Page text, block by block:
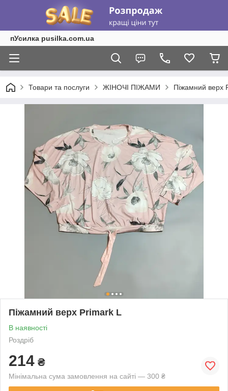
пУсилка pusilka.com.ua
Товари та послуги ЖІНОЧІ ПІЖАМИ Піжамний верх
Піжамний верх Primark L
В наявності
Роздріб
214 ₴
Мінімальна сума замовлення на сайті — 300 ₴